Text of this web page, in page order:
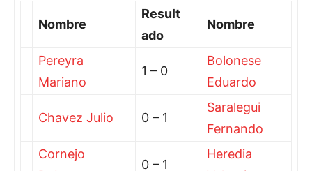
Nombre
Result
ado
Nombre
Pereyra
Mariano
1 – 0
Bolonese
Eduardo
Chavez Julio 0 – 1
Saralegui
Fernando
Cornejo
0 – 1
Heredia